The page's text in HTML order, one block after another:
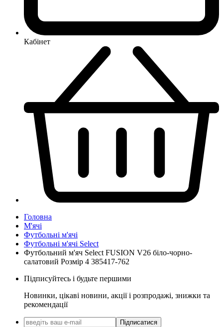
Кабінет
Головна
М'ячі
Футбольні м'ячі
Футбольні м'ячі Select
Футбольний м'яч Select FUSION V26 біло-чорно-
салатовий Розмір 4 385417-762
Підписуйтесь і будьте першими
Новинки, цікаві новини, акції і розпродажі, знижки та
рекомендації
Підписатися